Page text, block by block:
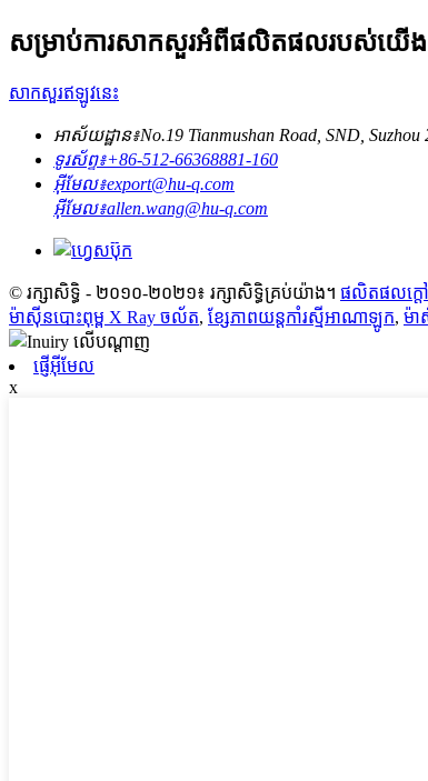
សម្រាប់ការសាកសួរអំពីផលិតផលរបស់យើង
សាកសួរឥឡូវនេះ
អាស័យដ្ឋាន៖No.19 Tianmushan Road, SND,
ទូរស័ព្ទ៖+86-512-66368881-160
អ៊ីមែល៖export@hu-q.com
អ៊ីមែល៖allen.wang@hu-q.com
© រក្សាសិទ្ធិ - ២០១០-២០២១៖ រក្សាសិទ្ធិគ្រប់យ៉ាង។ ផលិតផលក្តៅ
ម៉ាស៊ីនបោះពុម្ព X Ray ចល័ត, ខ្សែភាពយន្តកាំរស្មីអាណាឡូក, ម៉ា
ផ្ញើអ៊ីមែល
x